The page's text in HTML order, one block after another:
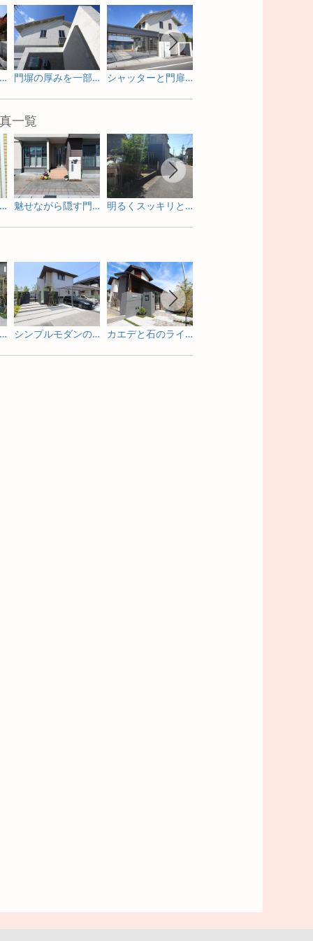
フラット屋根のカーポートがぴったりなモダン外構 門塀の厚みを一部変えた門まわりデザイン シャッターと門扉で防犯対策！モノトーンのシンプルモダン外構
一覧
高級感のあるガーデンルームで寛ぐリフォーム庭工事 魅せながら隠す門周りのリフォーム外構 明るくスッキリと劇的に変身したリフォーム外構
料亭のような佇まいを照明で包み込む新築外構 シンプルモダンの門まわりの照明演出 カエデと石のライトアップが素敵な門まわり